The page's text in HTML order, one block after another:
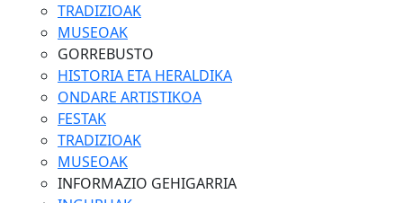
TRADIZIOAK
MUSEOAK
GORREBUSTO
HISTORIA ETA HERALDIKA
ONDARE ARTISTIKOA
FESTAK
TRADIZIOAK
MUSEOAK
INFORMAZIO GEHIGARRIA